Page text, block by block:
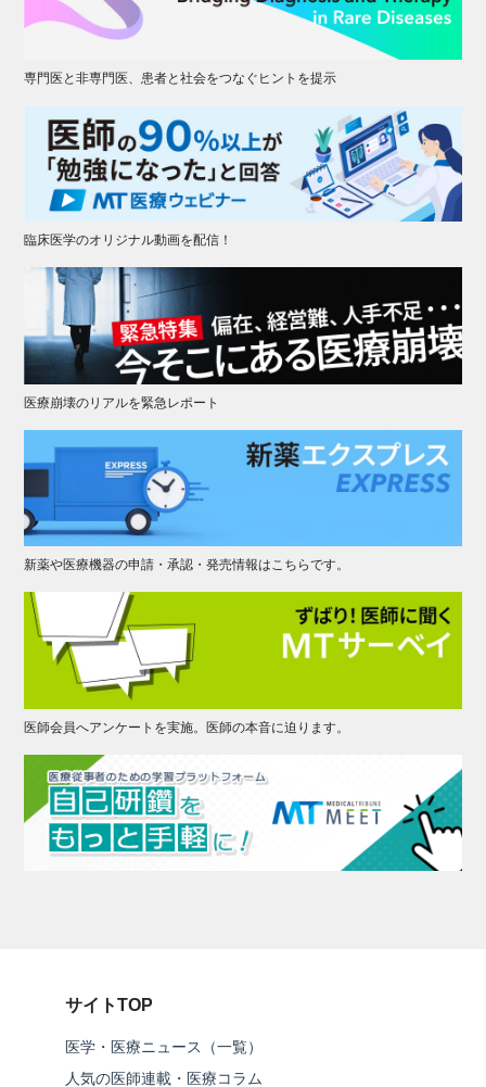
専門医と非専門医、患者と社会をつなぐヒントを提示
臨床医学のオリジナル動画を配信！
医療崩壊のリアルを緊急レポート
新薬や医療機器の申請・承認・発売情報はこちらです。
医師会員へアンケートを実施。医師の本音に迫ります。
サイトTOP
医学・医療ニュース（一覧）
人気の医師連載・医療コラム